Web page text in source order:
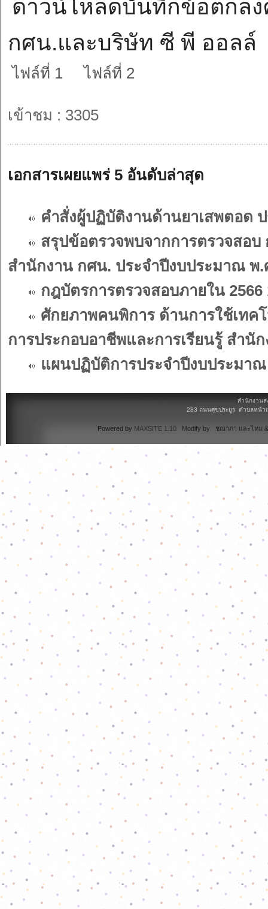
ดาวน์โหลดบันทึกข้อตกลง
กศน.และบริษัท ซี พี ออล
ไฟล์ที่ 1 ไฟล์ที่ 2
เข้าชม : 3305
เอกสารเผยแพร่ 5 อันดับล่าสุด
คำสั่งผู้ปฏิบัติงานด้านยาเสพตอด ป
สรุปข้อตรวจพบจากการตรวจสอ
สำนักงาน กศน. ประจำปีงบประมาณ พ.
กฎบัตรการตรวจสอบภายใน 2566
ศักยภาพคนพิการ ด้านการใช้เทค
การประกอบอาชีพและการเรียนรู้ สำนั
แผนปฏิบัติการประจำปีงบประมาณ
สำนักงานส่
283 ถนนศุขประยูร ตำบลหน้า
Powered by MAXSITE 1.10 Modify by ชณาภา และไหม